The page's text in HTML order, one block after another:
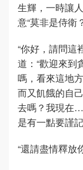
生輝，一時讓
意“莫非是侍衛
“你好，請問這
道：“歡迎來到
嗎，看來這地
而又飢餓的自
去嗎？我現在
是有一點要謹
“還請盡情釋放